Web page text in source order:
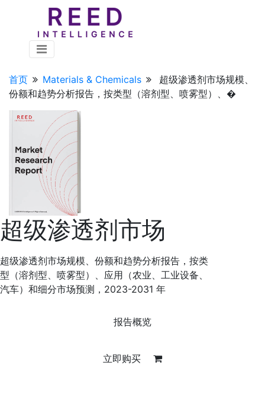
首页 Materials & Chemicals
超级渗透剂市场规模、
份额和趋势分析报告，按类型（溶剂型、喷雾型）、�
超级渗透剂市场
超级渗透剂市场规模、份额和趋势分析报告，按类
型（溶剂型、喷雾型）、应用（农业、工业设备、
汽车）和细分市场预测，2023-2031 年
报告概览
立即购买